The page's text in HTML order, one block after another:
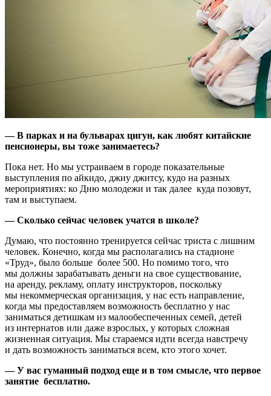
— В парках и на бульварах цигун, как любят китайские
пенсионеры, вы тоже занимаетесь?
Пока нет. Но мы устраиваем в городе показательные
выступления по айкидо, джиу джитсу, кудо на разных
мероприятиях: ко Дню молодежи и так далее ­ куда позовут,
там и выступаем.
— Сколько сейчас человек учатся в школе?
Думаю, что постоянно тренируется сейчас триста с лишним
человек. Конечно, когда мы располагались на стадионе
«Труд», было больше ­ более 500. Но помимо того, что
мы должны зарабатывать деньги на свое существование,
на аренду, рекламу, оплату инструкторов, поскольку
мы некоммерческая организация, у нас есть направление,
когда мы предоставляем возможность бесплатно у нас
заниматься детишкам из малообеспеченных семей, детей
из интернатов или даже взрослых, у которых сложная
жизненная ситуация. Мы стараемся идти всегда навстречу
и дать возможность заниматься всем, кто этого хочет.
— У вас гуманный подход еще и в том смысле, что первое
занятие ­ бесплатно.